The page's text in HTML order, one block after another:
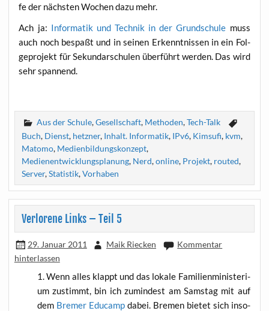
fe der nächs­ten Wochen dazu mehr.
Ach ja: Infor­ma­tik und Tech­nik in der Grund­schu­le muss
auch noch bespaßt und in sei­nen Erkennt­nis­sen in ein Fol­
ge­pro­jekt für Sekun­dar­schu­len über­führt wer­den. Das wird
sehr spannend.
Aus der Schule,Gesellschaft, Methoden,Tech-Talk
Buch, Dienst, hetzner, Inhalt. Informatik, IPv6, Kimsufi, kvm,
Matomo, Medienbildungskonzept,
Medienentwicklungsplanung, Nerd,online, Projekt, routed,
Server,Statistik,Vorhaben
Verlorene Links – Teil 5
29. Januar 2011 Maik Riecken
Kommentar
hinterlassen
Wenn alles klappt und das loka­le Fami­li­en­mi­nis­te­ri­
um zustimmt, bin ich zumin­dest am Sams­tag mit auf
dem Bre­mer Edu­campdabei. Bre­men bie­tet sich inso­